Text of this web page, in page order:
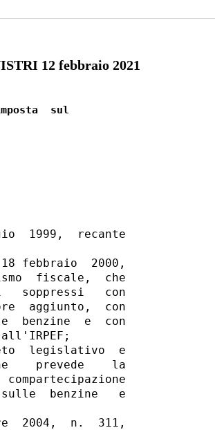
12 febbraio 2021
sul
1999,  recante
febbraio  2000,
fiscale,  che
soppressi   con
aggiunto,  con
benzine  e  con
legislativo  e
prevede    la
benzine   e
2004,  n.  311,